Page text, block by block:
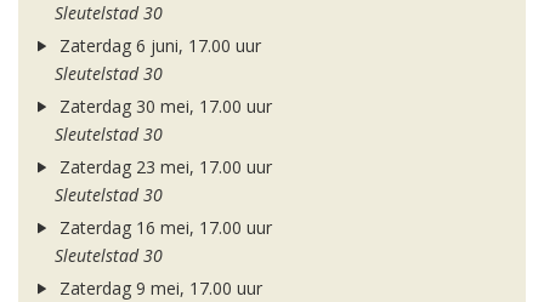
Sleutelstad 30
Zaterdag 6 juni, 17.00 uur
Sleutelstad 30
Zaterdag 30 mei, 17.00 uur
Sleutelstad 30
Zaterdag 23 mei, 17.00 uur
Sleutelstad 30
Zaterdag 16 mei, 17.00 uur
Sleutelstad 30
Zaterdag 9 mei, 17.00 uur